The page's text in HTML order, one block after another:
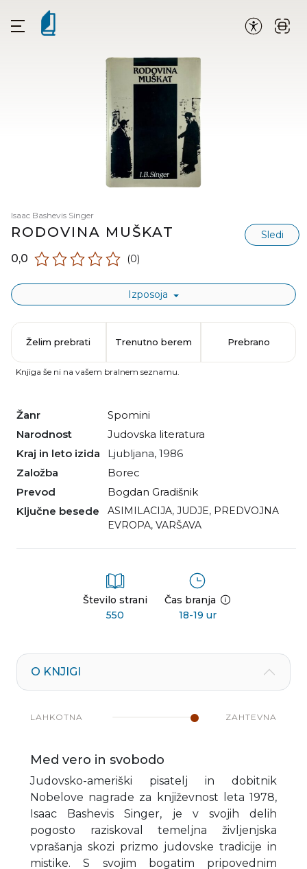
Isaac Bashevis Singer
RODOVINA MUŠKAT Sledi
0,0 (0)
Izposoja
Žanr
spomini
Narodnost
judovska literatura
Kraj in leto izida
Ljubljana, 1986
Založba
Borec
Prevod
Bogdan Gradišnik
Ključne besede
ASIMILACIJA, JUDJE, PREDVOJNA
EVROPA, VARŠAVA
Število strani
550
Čas branja
18-19 ur
Želim prebrati Trenutno berem Prebrano
Knjiga še ni na vašem bralnem seznamu.
O KNJIGI
LAHKOTNA ZAHTEVNA
Med vero in svobodo
Judovsko-ameriški pisatelj in dobitnik
Nobelove nagrade za književnost leta 1978,
Isaac Bashevis Singer, je v svojih delih
pogosto raziskoval temeljna življenjska
vprašanja skozi prizmo judovske tradicije in
mistike. S svojim bogatim pripovednim